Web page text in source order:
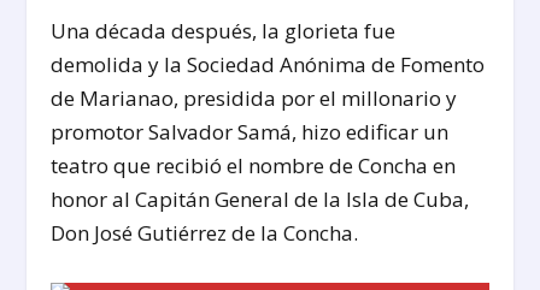
Una década después, la glorieta fue
demolida y la Sociedad Anónima de Fomento
de Marianao, presidida por el millonario y
promotor Salvador Samá, hizo edificar un
teatro que recibió el nombre de Concha en
honor al Capitán General de la Isla de Cuba,
Don José Gutiérrez de la Concha.